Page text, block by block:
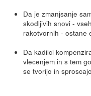
Da je zmanjsanje
skodljivih snovi -
rakotvornih - ostane
Da kadilci
vlecenjem in s tem
se tvorijo in